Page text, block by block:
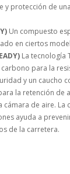
y protección de
Un compuesto
en ciertos
La tecnología
para la
y un caucho
la retención de
cámara de aire. La
ayuda a
de la carretera.